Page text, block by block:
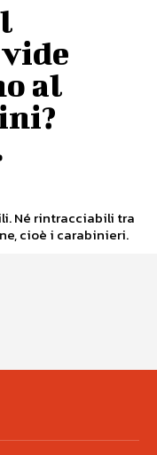
al
Né rintracciabili tra
cioè i carabinieri.